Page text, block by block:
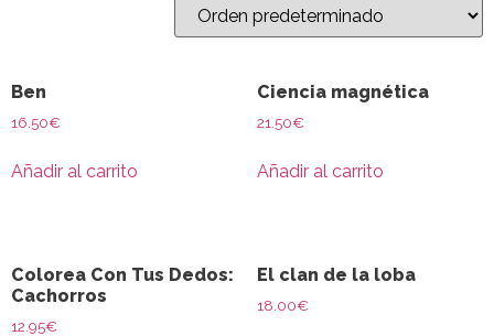
Ben
16.50€
Añadir al carrito
Ciencia magnética
21.50€
Añadir al carrito
Colorea Con Tus Dedos:
Cachorros
12.95€
El clan de la loba
18.00€